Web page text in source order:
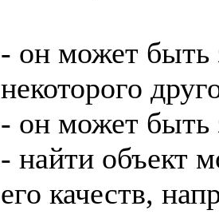
- он может быть
некоторого
- он может быть
- найти объект
его качеств,